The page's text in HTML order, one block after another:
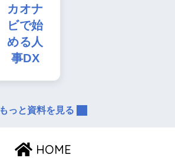
カオナ
ビで始
める人
事DX
もっと資料を見る
HOME